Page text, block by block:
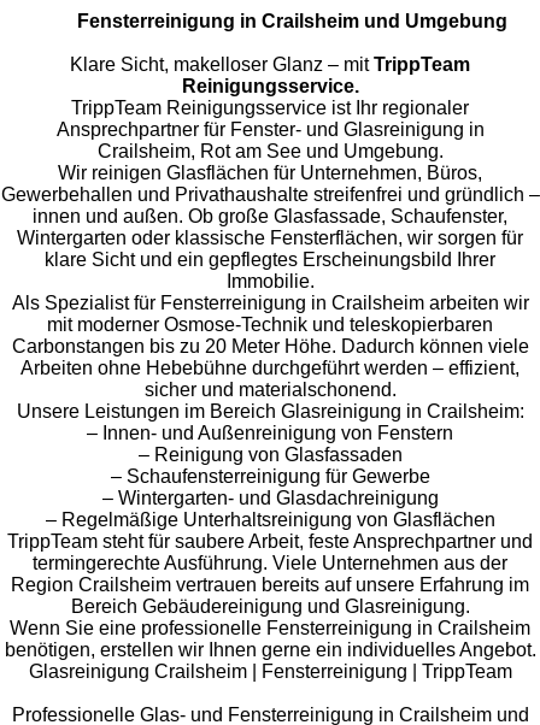
Fensterreinigung in Crailsheim und Umgebung
Klare Sicht, makelloser Glanz – mitTrippTeam
Reinigungsservice.
TrippTeam Reinigungsservice ist Ihr regionaler
Ansprechpartner für Fenster- und Glasreinigung in
Crailsheim, Rot am See und Umgebung.
Wir reinigen Glasflächen für Unternehmen, Büros,
Gewerbehallen und Privathaushalte streifenfrei und gründlich –
innen und außen. Ob große Glasfassade, Schaufenster,
Wintergarten oder klassische Fensterflächen, wir sorgen für
klare Sicht und ein gepflegtes Erscheinungsbild Ihrer
Immobilie.
Als Spezialist für Fensterreinigung in Crailsheim arbeiten wir
mit moderner Osmose-Technik und teleskopierbaren
Carbonstangen bis zu 20 Meter Höhe. Dadurch können viele
Arbeiten ohne Hebebühne durchgeführt werden – effizient,
sicher und materialschonend.
Unsere Leistungen im Bereich Glasreinigung in Crailsheim:
– Innen- und Außenreinigung von Fenstern
– Reinigung von Glasfassaden
– Schaufensterreinigung für Gewerbe
– Wintergarten- und Glasdachreinigung
– Regelmäßige Unterhaltsreinigung von Glasflächen
TrippTeam steht für saubere Arbeit, feste Ansprechpartner und
termingerechte Ausführung. Viele Unternehmen aus der
Region Crailsheim vertrauen bereits auf unsere Erfahrung im
Bereich Gebäudereinigung und Glasreinigung.
Wenn Sie eine professionelle Fensterreinigung in Crailsheim
benötigen, erstellen wir Ihnen gerne ein individuelles Angebot.
Glasreinigung Crailsheim | Fensterreinigung | TrippTeam
Professionelle Glas- und Fensterreinigung in Crailsheim und